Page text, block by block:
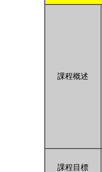
課程概述
課程目標